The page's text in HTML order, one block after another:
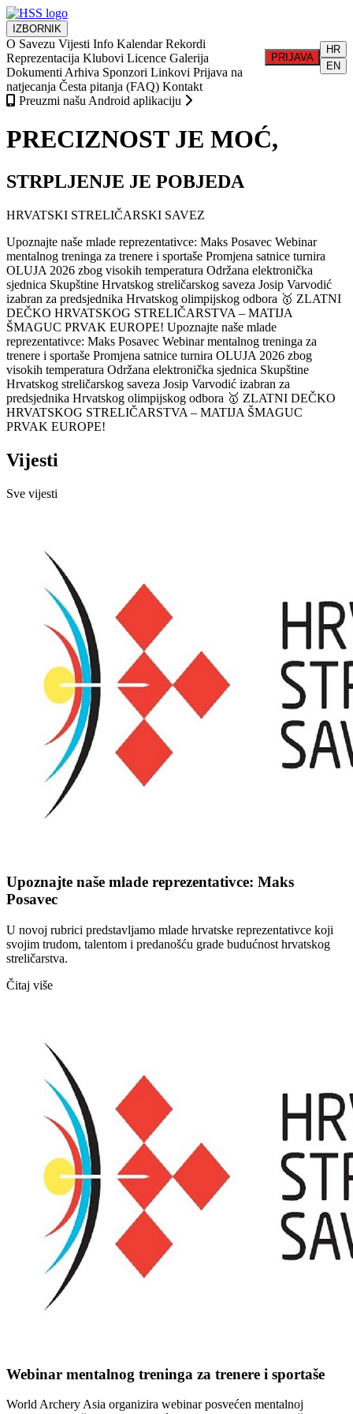
IZBORNIK
O Savezu Vijesti Info Kalendar Rekordi
Reprezentacija Klubovi Licence Galerija
Dokumenti Arhiva Sponzori Linkovi Prijava na
natjecanja Česta pitanja (FAQ) Kontakt
PRIJAVA
HR
EN
Preuzmi našu Android aplikaciju
PRECIZNOST JE MOĆ,
STRPLJENJE JE POBJEDA
HRVATSKI STRELIČARSKI SAVEZ
Upoznajte naše mlade reprezentativce: Maks Posavec Webinar
mentalnog treninga za trenere i sportaše Promjena satnice turnira
OLUJA 2026 zbog visokih temperatura Održana elektronička
sjednica Skupštine Hrvatskog streličarskog saveza Josip Varvodić
izabran za predsjednika Hrvatskog olimpijskog odbora 🥇 ZLATNI
DEČKO HRVATSKOG STRELIČARSTVA – MATIJA
ŠMAGUC PRVAK EUROPE! Upoznajte naše mlade
reprezentativce: Maks Posavec Webinar mentalnog treninga za
trenere i sportaše Promjena satnice turnira OLUJA 2026 zbog
visokih temperatura Održana elektronička sjednica Skupštine
Hrvatskog streličarskog saveza Josip Varvodić izabran za
predsjednika Hrvatskog olimpijskog odbora 🥇 ZLATNI DEČKO
HRVATSKOG STRELIČARSTVA – MATIJA ŠMAGUC
PRVAK EUROPE!
Vijesti
Sve vijesti
Upoznajte naše mlade reprezentativce: Maks
Posavec
U novoj rubrici predstavljamo mlade hrvatske reprezentativce koji
svojim trudom, talentom i predanošću grade budućnost hrvatskog
streličarstva.
Čitaj više
Webinar mentalnog treninga za trenere i sportaše
World Archery Asia organizira webinar posvećen mentalnoj